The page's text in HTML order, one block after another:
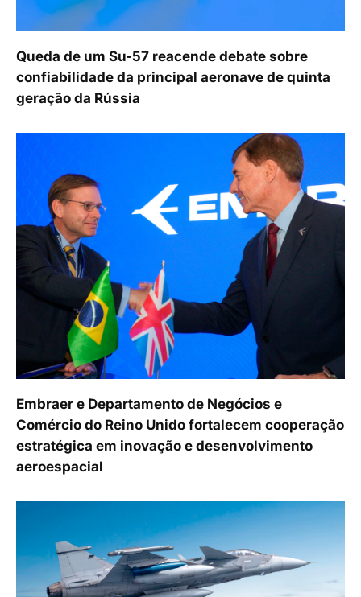
Queda de um Su-57 reacende debate sobre
confiabilidade da principal aeronave de quinta
geração da Rússia
Embraer e Departamento de Negócios e
Comércio do Reino Unido fortalecem cooperação
estratégica em inovação e desenvolvimento
aeroespacial